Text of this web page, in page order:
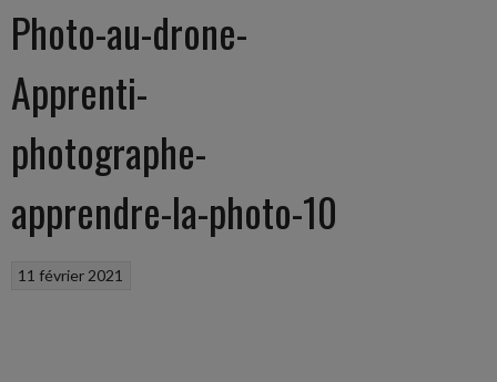
Photo-au-drone-
Apprenti-
photographe-
apprendre-la-photo-10
11 février 2021